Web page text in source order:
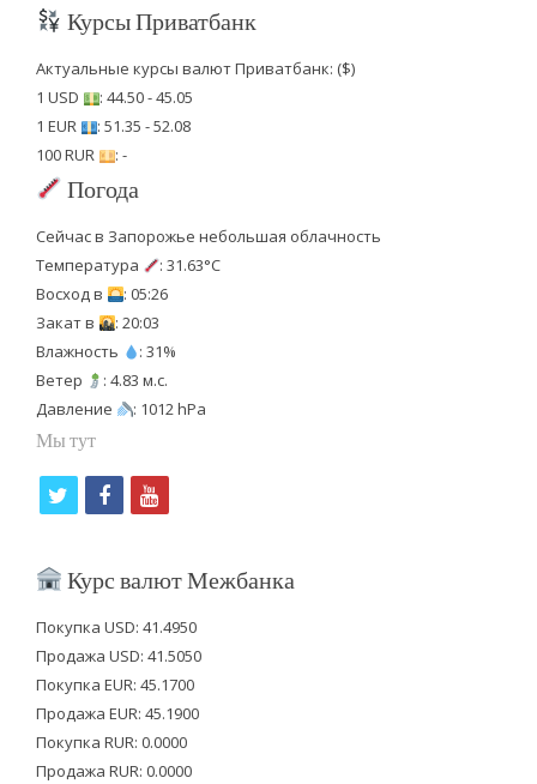
Курсы Приватбанк
Актуальные курсы валют Приватбанк: ($)
1 USD
: 44.50 - 45.05
1 EUR
: 51.35 - 52.08
100 RUR
: -
Погода
Сейчас в Запорожье небольшая облачность
Температура
: 31.63°C
Восход в
: 05:26
Закат в
: 20:03
Влажность
: 31%
Ветер
: 4.83 м.с.
Давление
: 1012 hPa
Мы тут
i
t
e
r
f
c
b
o
o
k
y
u
u
b
e
Курс валют Межбанка
Покупка USD: 41.4950
Продажа USD: 41.5050
Покупка EUR: 45.1700
Продажа EUR: 45.1900
Покупка RUR: 0.0000
Продажа RUR: 0.0000